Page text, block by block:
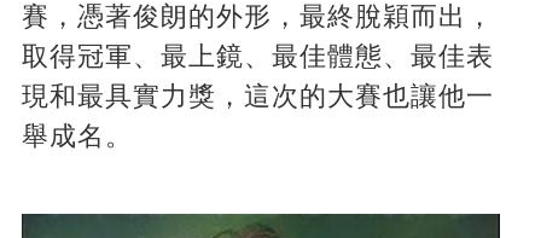
賽，憑著俊朗的外形，最終脫穎而出，
取得冠軍、最上鏡、最佳體態、最佳表
現和最具實力獎，這次的大賽也讓他一
舉成名。